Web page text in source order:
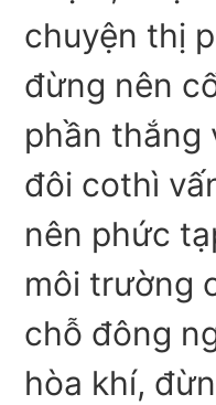
chuyện thị
đừng nên
phần thắng
đôi cothì
nên phức
môi trường
chỗ đông
hòa khí,